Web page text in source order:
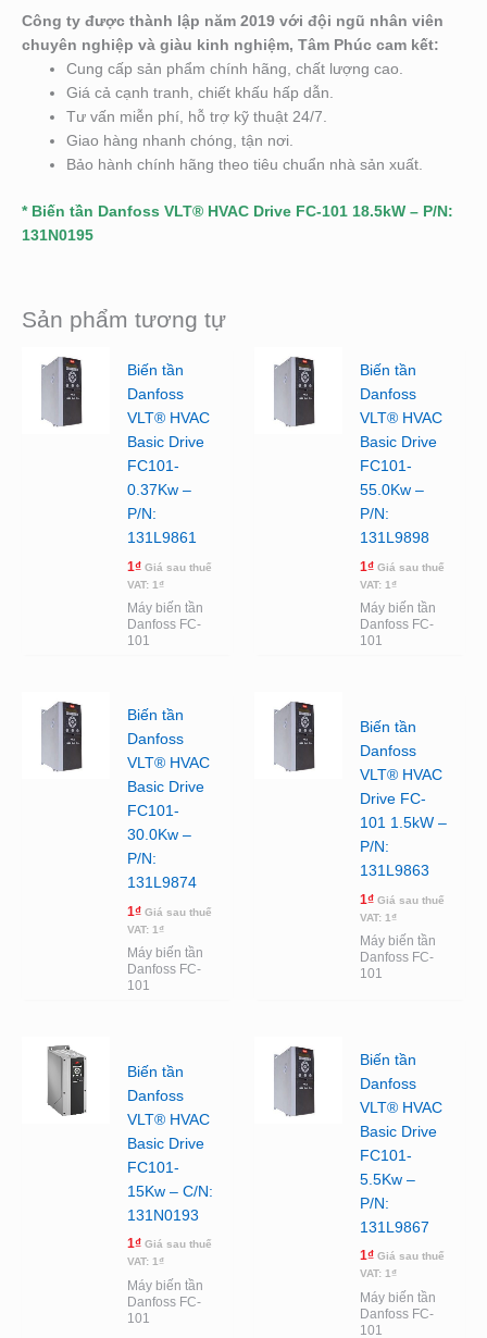
Công ty được thành lập năm 2019 với đội ngũ nhân viên
chuyên nghiệp và giàu kinh nghiệm, Tâm Phúc cam kết:
Cung cấp sản phẩm chính hãng, chất lượng cao.
Giá cả cạnh tranh, chiết khấu hấp dẫn.
Tư vấn miễn phí, hỗ trợ kỹ thuật 24/7.
Giao hàng nhanh chóng, tận nơi.
Bảo hành chính hãng theo tiêu chuẩn nhà sản xuất.
* Biến tần Danfoss VLT® HVAC Drive FC-101 18.5kW – P/N:
131N0195
Sản phẩm tương tự
Biến tần
Danfoss
VLT® HVAC
Basic Drive
FC101-
0.37Kw –
P/N:
131L9861
1₫ Giá sau thuế
VAT: 1₫
Máy biến tần
Danfoss FC-
101
Biến tần
Danfoss
VLT® HVAC
Basic Drive
FC101-
55.0Kw –
P/N:
131L9898
1₫ Giá sau thuế
VAT: 1₫
Máy biến tần
Danfoss FC-
101
Biến tần
Danfoss
VLT® HVAC
Basic Drive
FC101-
30.0Kw –
P/N:
131L9874
1₫ Giá sau thuế
VAT: 1₫
Máy biến tần
Danfoss FC-
101
Biến tần
Danfoss
VLT® HVAC
Drive FC-
101 1.5kW –
P/N:
131L9863
1₫ Giá sau thuế
VAT: 1₫
Máy biến tần
Danfoss FC-
101
Biến tần
Danfoss
VLT® HVAC
Basic Drive
FC101-
15Kw – C/N:
131N0193
1₫ Giá sau thuế
VAT: 1₫
Máy biến tần
Danfoss FC-
101
Biến tần
Danfoss
VLT® HVAC
Basic Drive
FC101-
5.5Kw –
P/N:
131L9867
1₫ Giá sau thuế
VAT: 1₫
Máy biến tần
Danfoss FC-
101